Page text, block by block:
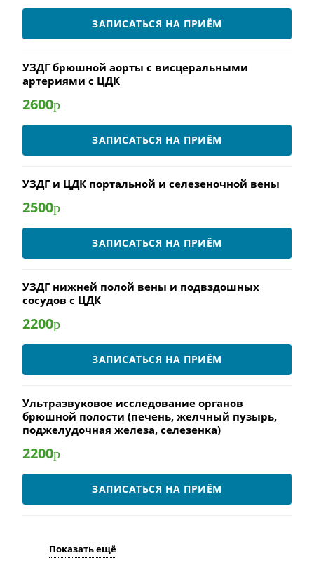
ЗАПИСАТЬСЯ НА ПРИЁМ
УЗДГ брюшной аорты с висцеральными
артериями с ЦДК
2600р
ЗАПИСАТЬСЯ НА ПРИЁМ
УЗДГ и ЦДК портальной и селезеночной вены
2500р
ЗАПИСАТЬСЯ НА ПРИЁМ
УЗДГ нижней полой вены и подвздошных
сосудов с ЦДК
2200р
ЗАПИСАТЬСЯ НА ПРИЁМ
Ультразвуковое исследование органов
брюшной полости (печень, желчный пузырь,
поджелудочная железа, селезенка)
2200р
ЗАПИСАТЬСЯ НА ПРИЁМ
Показать ещё